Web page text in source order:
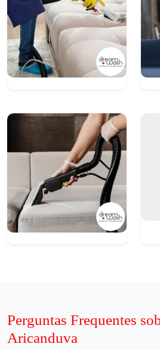
Perguntas Frequentes
Aricanduva